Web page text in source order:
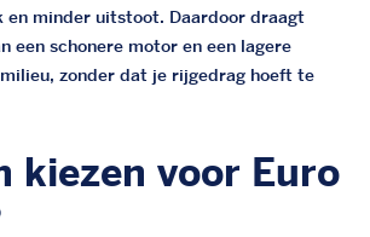
en minder uitstoot. Daardoor draagt
een schonere motor en een lagere
zonder dat je rijgedrag hoeft te
kiezen voor Euro